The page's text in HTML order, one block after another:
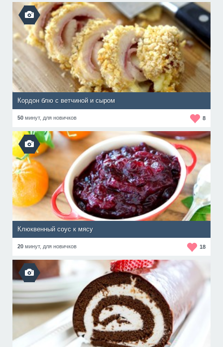
Кордон блю с ветчиной и сыром
50 минут, для новичков 8
Клюквенный соус к мясу
20 минут, для новичков 18